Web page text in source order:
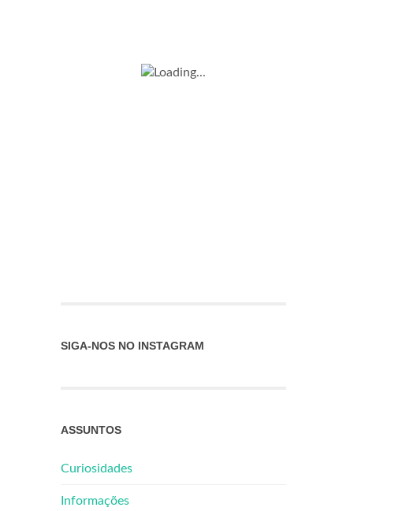
SIGA-NOS NO INSTAGRAM
ASSUNTOS
Curiosidades
Informações